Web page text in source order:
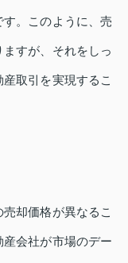
。このように、売
すが、それをしっ
取引を実現するこ
却価格が異なるこ
会社が市場のデー